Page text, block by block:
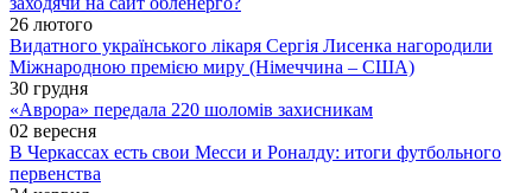
26 лютого
Видатного українського лікаря Сергія Лисенка нагородили
Міжнародною премією миру (Німеччина – США)
30 грудня
«Аврора» передала 220 шоломів захисникам
02 вересня
В Черкассах есть свои Месси и Роналду: итоги футбольного
первенства